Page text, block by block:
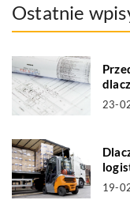
Ostatnie
23-
19-